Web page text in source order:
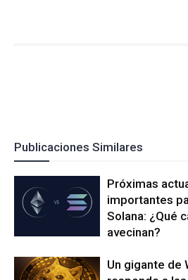
Publicaciones Similares
Próximas
importantes
Solana: ¿Qué
avecinan?
Un gigante de